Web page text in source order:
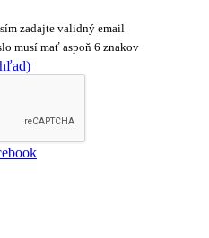
zadajte validný email
musí mať aspoň 6 znakov